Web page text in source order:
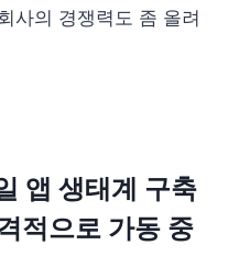
사의 경쟁력도 좀 올려
앱 생태계 구축
적으로 가동 중